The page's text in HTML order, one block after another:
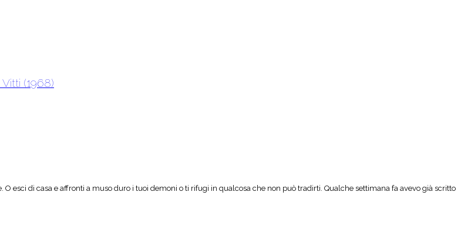
(1968)
esci di casa e affronti a muso duro i tuoi demoni o ti rifugi in qualcosa che non può tradirti. Qualche settimana fa avevo già scritto